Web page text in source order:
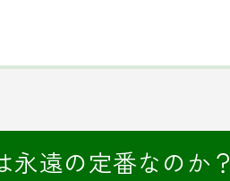
永遠の定番なのか？